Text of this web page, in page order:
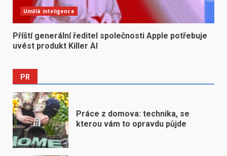
Umělá inteligence
Příští generální ředitel společnosti Apple potřebuje
uvést produkt Killer AI
PR
Práce z domova: technika, se
kterou vám to opravdu půjde